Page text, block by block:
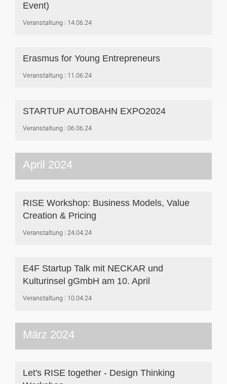
Event)
Veranstaltung 14.06.24
Erasmus for Young Entrepreneurs
Veranstaltung 11.06.24
STARTUP AUTOBAHN EXPO2024
Veranstaltung 06.06.24
April 2024
RISE Workshop: Business Models, Value
Creation & Pricing
Veranstaltung 24.04.24
E4F Startup Talk mit NECKAR und
Kulturinsel gGmbH am 10. April
Veranstaltung 10.04.24
März 2024
Let's RISE together - Design Thinking